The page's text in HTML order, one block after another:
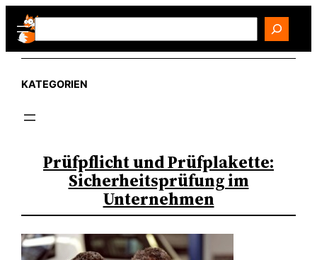
Zum
Inhalt
springen
Search
KATEGORIEN
Prüfpflicht und Prüfplakette:
Sicherheitsprüfung im
Unternehmen